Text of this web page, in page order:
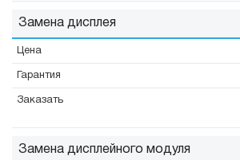
Замена дисплея
Замена дисплейного модуля